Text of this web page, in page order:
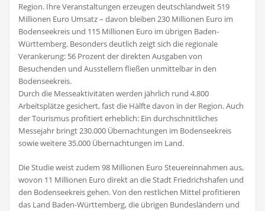
Region. Ihre Veranstaltungen erzeugen deutschlandweit 519
Millionen Euro Umsatz – davon bleiben 230 Millionen Euro im
Bodenseekreis und 115 Millionen Euro im übrigen Baden-
Württemberg. Besonders deutlich zeigt sich die regionale
Verankerung: 56 Prozent der direkten Ausgaben von
Besuchenden und Ausstellern fließen unmittelbar in den
Bodenseekreis.
Durch die Messeaktivitäten werden jährlich rund 4.800
Arbeitsplätze gesichert, fast die Hälfte davon in der Region. Auch
der Tourismus profitiert erheblich: Ein durchschnittliches
Messejahr bringt 230.000 Übernachtungen im Bodenseekreis
sowie weitere 35.000 Übernachtungen im Land.
Die Studie weist zudem 98 Millionen Euro Steuereinnahmen aus,
wovon 11 Millionen Euro direkt an die Stadt Friedrichshafen und
den Bodenseekreis gehen. Von den restlichen Mittel profitieren
das Land Baden-Württemberg, die übrigen Bundesländern und